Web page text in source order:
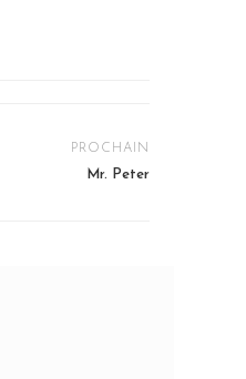
PROCHAIN
Mr. Peter